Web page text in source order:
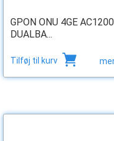
GPON ONU 4GE
DUALBA...
Tilføj til kurv